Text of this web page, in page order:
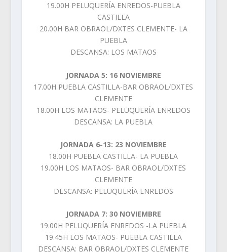
19.00H PELUQUERÍA ENREDOS-PUEBLA
CASTILLA
20.00H BAR OBRAOL/DXTES CLEMENTE- LA
PUEBLA
DESCANSA: LOS MATAOS
JORNADA 5: 16 NOVIEMBRE
17.00H PUEBLA CASTILLA-BAR OBRAOL/DXTES
CLEMENTE
18.00H LOS MATAOS- PELUQUERÍA ENREDOS
DESCANSA: LA PUEBLA
JORNADA 6-13: 23 NOVIEMBRE
18.00H PUEBLA CASTILLA- LA PUEBLA
19.00H LOS MATAOS- BAR OBRAOL/DXTES
CLEMENTE
DESCANSA: PELUQUERÍA ENREDOS
JORNADA 7: 30 NOVIEMBRE
19.00H PELUQUERÍA ENREDOS -LA PUEBLA
19.45H LOS MATAOS- PUEBLA CASTILLA
DESCANSA: BAR OBRAOL/DXTES CLEMENTE